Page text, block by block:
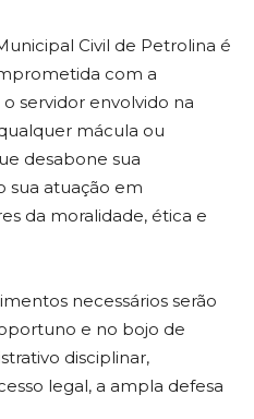
Civil de Petrolina é
com a
servidor envolvido na
mácula ou
desabone sua
sua atuação em
da moralidade, ética e
necessários serão
e no bojo de
disciplinar,
legal, a ampla defesa